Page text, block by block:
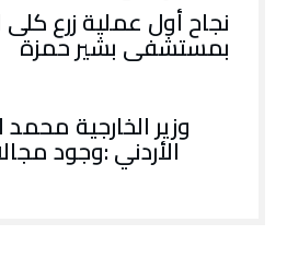
نجاح أول عملية زرع
بمستشفى بشير حمزة
وزير الخارجية
الأردني :وجود